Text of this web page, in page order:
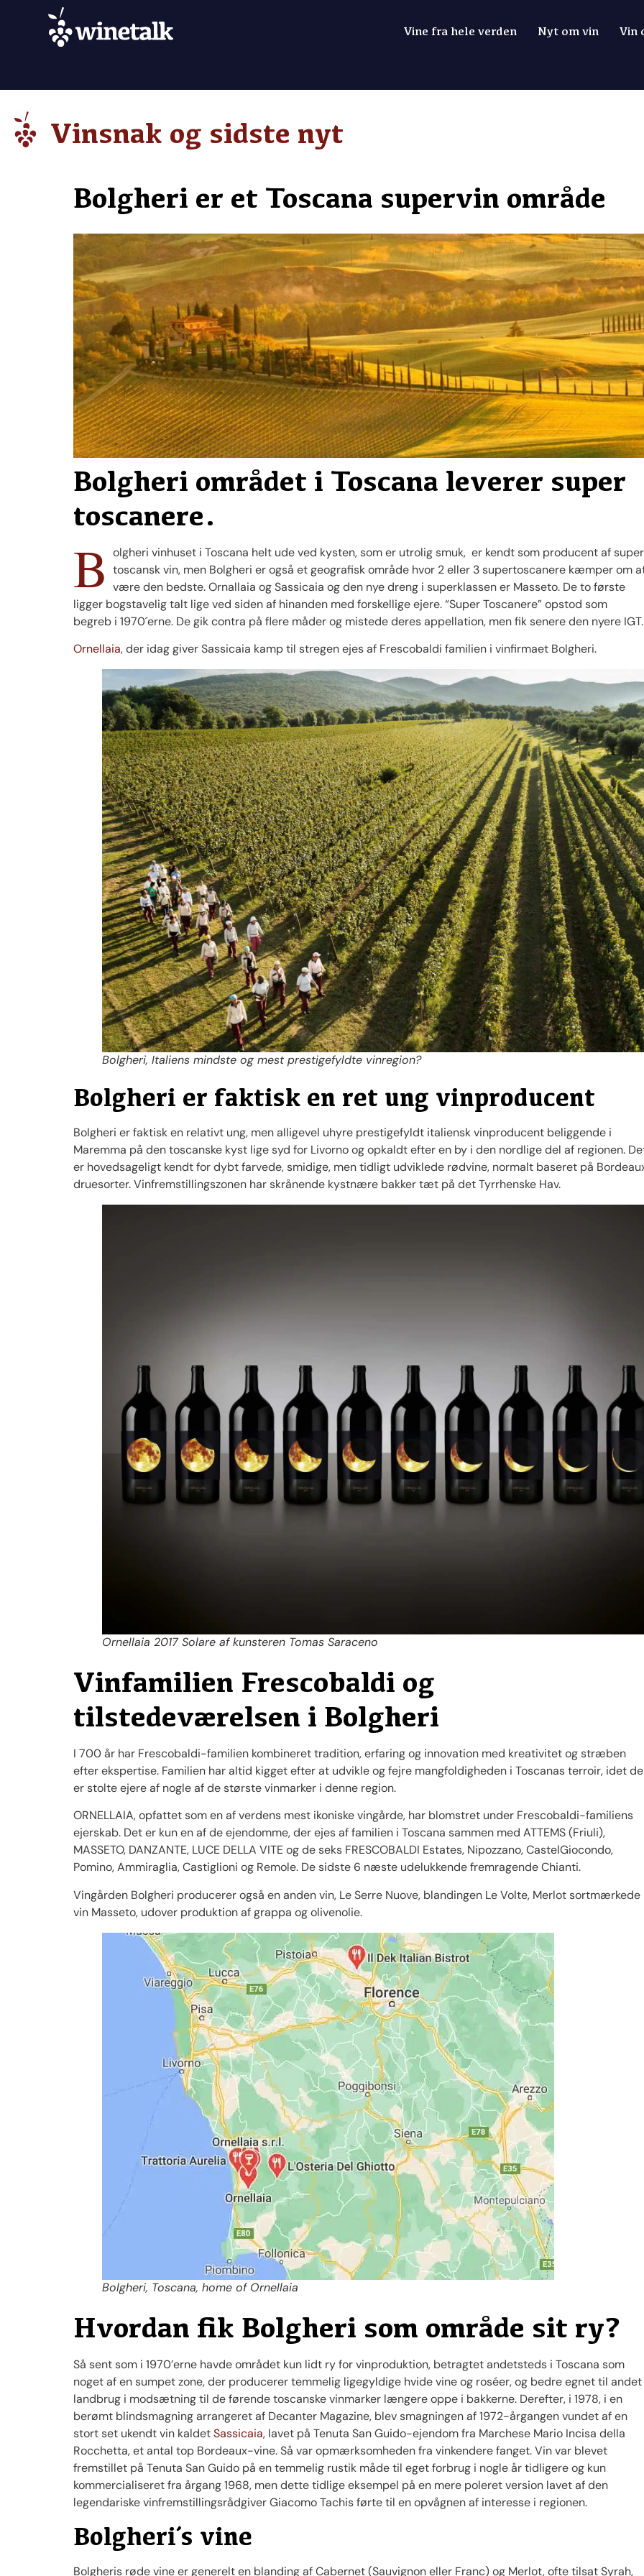
Vine fra hele verden Nyt om vin Vin
Vinsnak og sidste nyt
Bolgheri er et Toscana supervin område
Bolgheri området i Toscana leverer super
toscanere.
B olgheri vinhuset i Toscana helt ude ved kysten, som er utrolig smuk, er kendt som producent af super
toscansk vin, men Bolgheri er også et geografisk område hvor 2 eller 3 supertoscanere kæmper om
være den bedste. Ornallaia og Sassicaia og den nye dreng i superklassen er Masseto. De to første
ligger bogstavelig talt lige ved siden af hinanden med forskellige ejere. “Super Toscanere” opstod som
begreb i 1970´erne. De gik contra på flere måder og mistede deres appellation, men fik senere den nyere IGT.
Ornellaia, der idag giver Sassicaia kamp til stregen ejes af Frescobaldi familien i vinfirmaet Bolgheri.
Bolgheri, Italiens mindste og mest prestigefyldte vinregion?
Bolgheri er faktisk en ret ung vinproducent
Bolgheri er faktisk en relativt ung, men alligevel uhyre prestigefyldt italiensk vinproducent beliggende i
Maremma på den toscanske kyst lige syd for Livorno og opkaldt efter en by i den nordlige del af regionen.
er hovedsageligt kendt for dybt farvede, smidige, men tidligt udviklede rødvine, normalt baseret på
druesorter. Vinfremstillingszonen har skrånende kystnære bakker tæt på det Tyrrhenske Hav.
Ornellaia 2017 Solare af kunsteren Tomas Saraceno
Vinfamilien Frescobaldi og
tilstedeværelsen i Bolgheri
I 700 år har Frescobaldi-familien kombineret tradition, erfaring og innovation med kreativitet og stræben
efter ekspertise. Familien har altid kigget efter at udvikle og fejre mangfoldigheden i Toscanas terroir, idet de
er stolte ejere af nogle af de største vinmarker i denne region.
ORNELLAIA, opfattet som en af verdens mest ikoniske vingårde, har blomstret under Frescobaldi-familiens
ejerskab. Det er kun en af de ejendomme, der ejes af familien i Toscana sammen med ATTEMS (Friuli),
MASSETO, DANZANTE, LUCE DELLA VITE og de seks FRESCOBALDI Estates, Nipozzano, CastelGiocondo,
Pomino, Ammiraglia, Castiglioni og Remole. De sidste 6 næste udelukkende fremragende Chianti.
Vingården Bolgheri producerer også en anden vin, Le Serre Nuove, blandingen Le Volte, Merlot sortmærkede
vin Masseto, udover produktion af grappa og olivenolie.
Bolgheri, Toscana, home of Ornellaia
Hvordan fik Bolgheri som område sit ry?
Så sent som i 1970’erne havde området kun lidt ry for vinproduktion, betragtet andetsteds i Toscana som
noget af en sumpet zone, der producerer temmelig ligegyldige hvide vine og roséer, og bedre egnet til andet
landbrug i modsætning til de førende toscanske vinmarker længere oppe i bakkerne. Derefter, i 1978, i en
berømt blindsmagning arrangeret af Decanter Magazine, blev smagningen af 1972-årgangen vundet af ​​en
stort set ukendt vin kaldetSassicaia, lavet på Tenuta San Guido-ejendom fra Marchese Mario Incisa della
Rocchetta, et antal top Bordeaux-vine. Så var opmærksomheden fra vinkendere fanget. Vin var blevet
fremstillet på Tenuta San Guido på en temmelig rustik måde til eget forbrug i nogle år tidligere og kun
kommercialiseret fra årgang 1968, men dette tidlige eksempel på en mere poleret version lavet af den
legendariske vinfremstillingsrådgiver Giacomo Tachis førte til en opvågnen af interesse i regionen.
Bolgheri´s vine
Bolgheris røde vine er generelt en blanding af Cabernet (Sauvignon eller Franc) og Merlot, ofte tilsat Syrah,